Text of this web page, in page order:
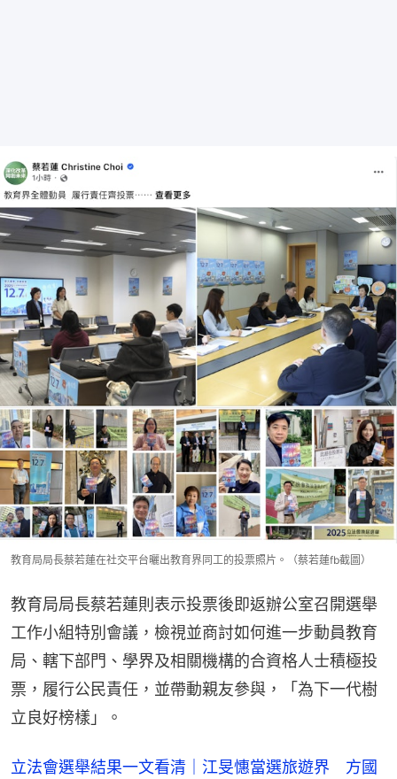
教育局局長蔡若蓮在社交平台曬出教育界同工的投票照片。（蔡若蓮fb截圖）
教育局局長蔡若蓮則表示投票後即返辦公室召開選舉
工作小組特別會議，檢視並商討如何進一步動員教育
局、轄下部門、學界及相關機構的合資格人士積極投
票，履行公民責任，並帶動親友參與，「為下一代樹
立良好榜樣」。
立法會選舉結果一文看清｜江旻憓當選旅遊界 方國